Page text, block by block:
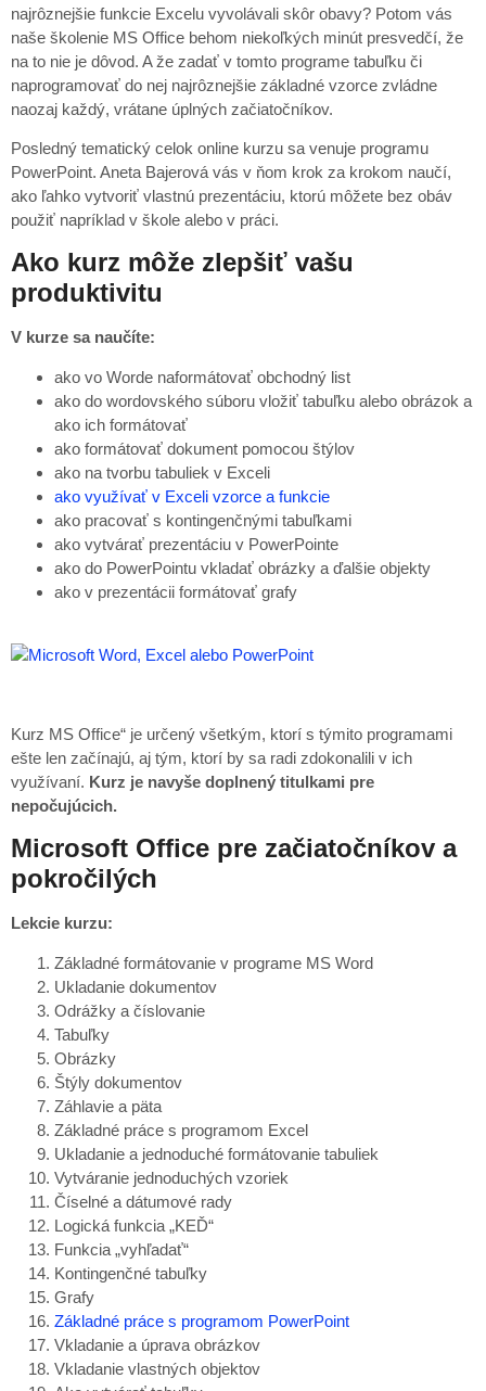
najrôznejšie funkcie Excelu vyvolávali skôr obavy? Potom vás
naše školenie MS Office behom niekoľkých minút presvedčí, že
na to nie je dôvod. A že zadať v tomto programe tabuľku či
naprogramovať do nej najrôznejšie základné vzorce zvládne
naozaj každý, vrátane úplných začiatočníkov.
Posledný tematický celok online kurzu sa venuje programu
PowerPoint. Aneta Bajerová vás v ňom krok za krokom naučí,
ako ľahko vytvoriť vlastnú prezentáciu, ktorú môžete bez obáv
použiť napríklad v škole alebo v práci.
Ako kurz môže zlepšiť vašu
produktivitu
V kurze sa naučíte:
ako vo Worde naformátovať obchodný list
ako do wordovského súboru vložiť tabuľku alebo obrázok a
ako ich formátovať
ako formátovať dokument pomocou štýlov
ako na tvorbu tabuliek v Exceli
ako využívať v Exceli vzorce a funkcie
ako pracovať s kontingenčnými tabuľkami
ako vytvárať prezentáciu v PowerPointe
ako do PowerPointu vkladať obrázky a ďalšie objekty
ako v prezentácii formátovať grafy
Kurz MS Office“ je určený všetkým, ktorí s týmito programami
ešte len začínajú, aj tým, ktorí by sa radi zdokonalili v ich
využívaní. Kurz je navyše doplnený titulkami pre
nepočujúcich.
Microsoft Office pre začiatočníkov a
pokročilých
Lekcie kurzu:
Základné formátovanie v programe MS Word
Ukladanie dokumentov
Odrážky a číslovanie
Tabuľky
Obrázky
Štýly dokumentov
Záhlavie a päta
Základné práce s programom Excel
Ukladanie a jednoduché formátovanie tabuliek
Vytváranie jednoduchých vzoriek
Číselné a dátumové rady
Logická funkcia „KEĎ“
Funkcia „vyhľadať“
Kontingenčné tabuľky
Grafy
Základné práce s programom PowerPoint
Vkladanie a úprava obrázkov
Vkladanie vlastných objektov